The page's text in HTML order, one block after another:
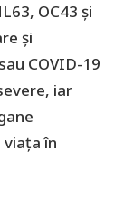
OC43 și
și
COVID-19
iar
în